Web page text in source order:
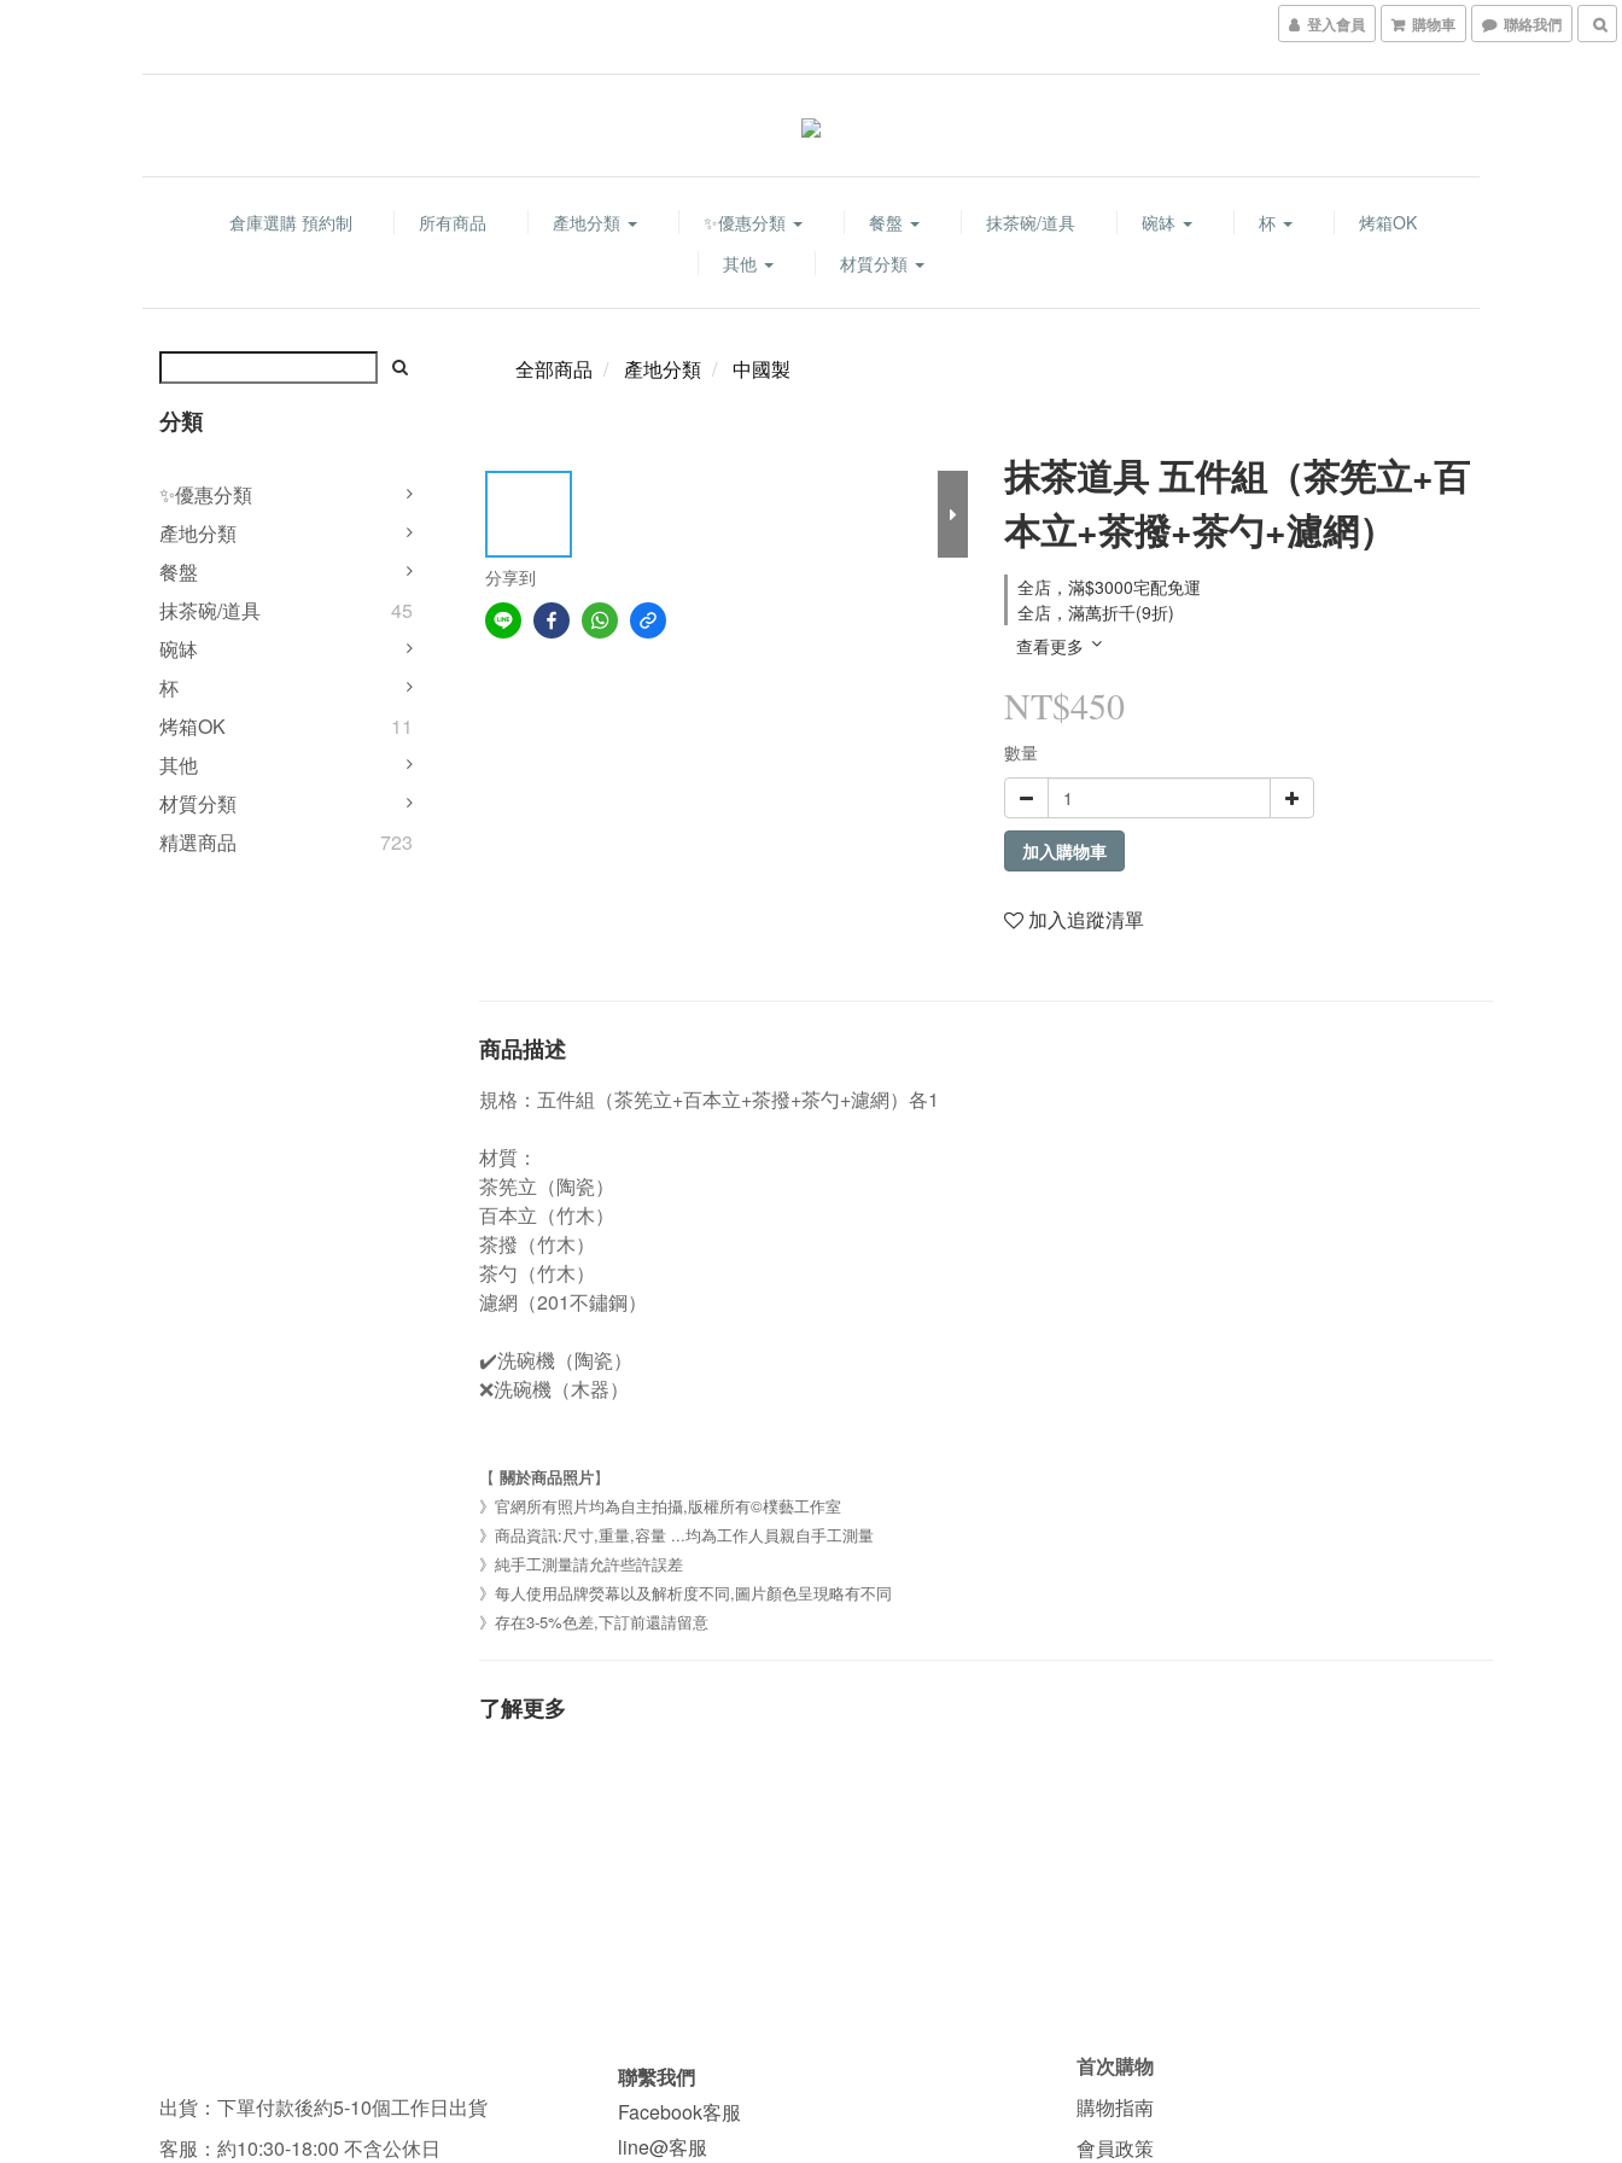
登入會員 購物車 聯絡我們
倉庫選購 預約制 所有商品 產地分類 ✨優惠分類 餐盤 抹茶碗/道具 碗缽 杯
烤箱OK
其他
材質分類
分類
✨優惠分類
產地分類
餐盤
抹茶碗/道具
45
碗缽
杯
烤箱OK
11
其他
材質分類
精選商品
723
全部商品 產地分類 中國製
分享到
抹茶道具 五件組（茶筅立+百
本立+茶撥+茶勺+濾網）
全店，滿$3000宅配免運
全店，滿萬折千(9折)
查看更多
NT$450
數量
加入購物車
加入追蹤清單
商品描述
規格：五件組（茶筅立+百本立+茶撥+茶勺+濾網）各1
材質：
茶筅立（陶瓷）
百本立（竹木）
茶撥（竹木）
茶勺（竹木）
濾網（201不鏽鋼）
✔️洗碗機（陶瓷）
❌洗碗機（木器）
【 關於商品照片】
》官網所有照片均為自主拍攝,版權所有©樸藝工作室
》商品資訊:尺寸,重量,容量 ...均為工作人員親自手工測量
》純手工測量請允許些許誤差
》每人使用品牌熒幕以及解析度不同,圖片顏色呈現略有不同
》存在3-5%色差,下訂前還請留意
了解更多
出貨：下單付款後約5-10個工作日出貨
客服： 約10:30-18:00 不含公休日
聯繫我們
Facebook客服
line@客服
首次購物
購物指南
會員政策